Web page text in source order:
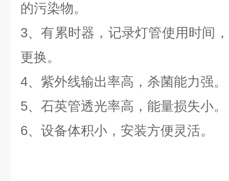
的污染物。
3、有累时器，记录灯管使用时间
更换。
4、紫外线输出率高，杀菌能力强。
5、石英管透光率高，能量损失小。
6、设备体积小，安装方便灵活。